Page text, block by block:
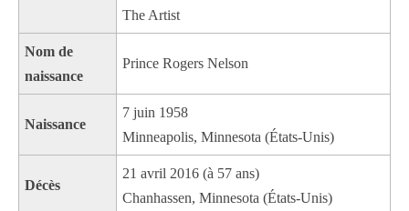
The Artist
Nom de
naissance
Prince Rogers Nelson
Naissance
7 juin 1958
Minneapolis, Minnesota (États-Unis)
Décès
21 avril 2016 (à 57 ans)
Chanhassen, Minnesota (États-Unis)